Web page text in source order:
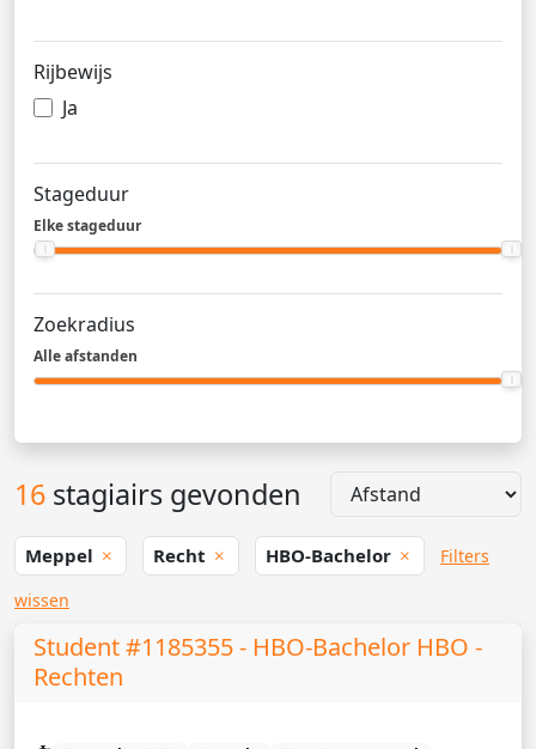
Rijbewijs
Ja
Stageduur
Elke stageduur
Zoekradius
Alle afstanden
16 stagiairs gevonden
Meppel Recht HBO-Bachelor
Filters
wissen
Student #1185355 - HBO-Bachelor HBO -
Rechten